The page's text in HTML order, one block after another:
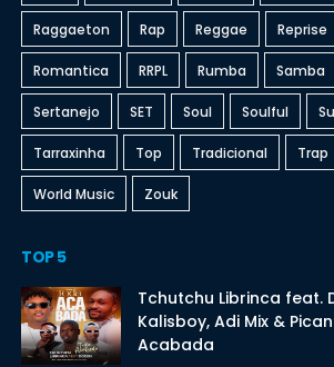
Raggaeton Rap Reggae Reprise
Romantica RRPL Rumba Samba
Sertanejo SET Soul Soulful
Tarraxinha Top Tradicional Trap
World Music Zouk
TOP 5
Tchutchu Librinca feat.
Kalisboy, Adi Mix &
Acabada